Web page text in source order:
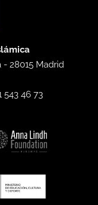
-28015 Madrid
543 46 73